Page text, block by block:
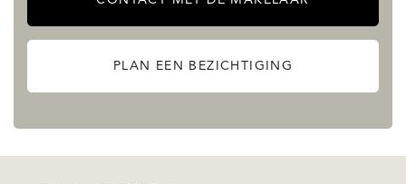
PLAN EEN BEZICHTIGING